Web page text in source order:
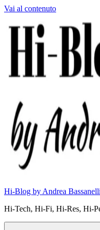
Vai al contenuto
Hi-Blog by Andrea Bassanelli
Hi-Tech, Hi-Fi, Hi-Res, Hi-